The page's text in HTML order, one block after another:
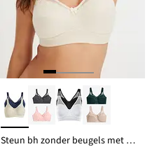
Steun bh zonder beugels met gewatteerde bandjes (set van 2)